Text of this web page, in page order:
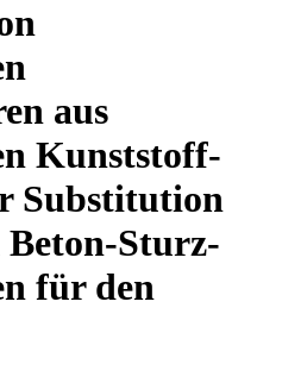
aus
Kunststoff-
Substitution
Sturz-
für den